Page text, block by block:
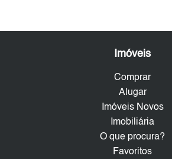
Imóveis
Comprar
Alugar
Imóveis Novos
Imobiliária
O que procura?
Favoritos